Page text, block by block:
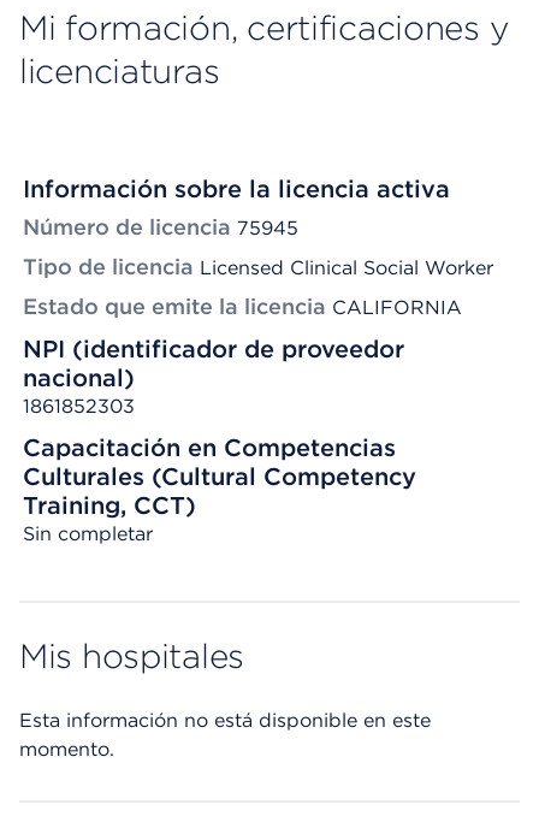
Mi formación, certificaciones y
licenciaturas
Información sobre la licencia activa
Número de licencia 75945
Tipo de licencia Licensed Clinical Social Worker
Estado que emite la licencia CALIFORNIA
NPI (identificador de proveedor
nacional)
1861852303
Capacitación en Competencias
Culturales (Cultural Competency
Training, CCT)
Sin completar
Mis hospitales
Esta información no está disponible en este
momento.